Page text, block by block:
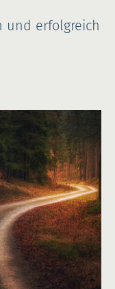
und erfolgreich